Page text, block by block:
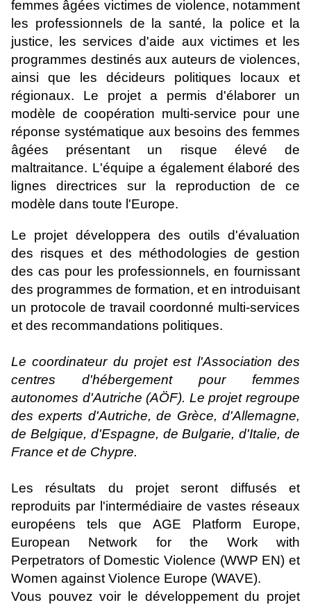
femmes âgées victimes de violence, notamment
les professionnels de la santé, la police et la
justice, les services d'aide aux victimes et les
programmes destinés aux auteurs de violences,
ainsi que les décideurs politiques locaux et
régionaux. Le projet a permis d'élaborer un
modèle de coopération multi-service pour une
réponse systématique aux besoins des femmes
âgées présentant un risque élevé de
maltraitance. L'équipe a également élaboré des
lignes directrices sur la reproduction de ce
modèle dans toute l'Europe.
Le projet développera des outils d'évaluation
des risques et des méthodologies de gestion
des cas pour les professionnels, en fournissant
des programmes de formation, et en introduisant
un protocole de travail coordonné multi-services
et des recommandations politiques.
Le coordinateur du projet est l'Association des
centres d'hébergement pour femmes
autonomes d'Autriche (AÖF). Le projet regroupe
des experts d'Autriche, de Grèce, d'Allemagne,
de Belgique, d'Espagne, de Bulgarie, d'Italie, de
France et de Chypre.
Les résultats du projet seront diffusés et
reproduits par l'intermédiaire de vastes réseaux
européens tels que AGE Platform Europe,
European Network for the Work with
Perpetrators of Domestic Violence (WWP EN) et
Women against Violence Europe (WAVE).
Vous pouvez voir le développement du projet